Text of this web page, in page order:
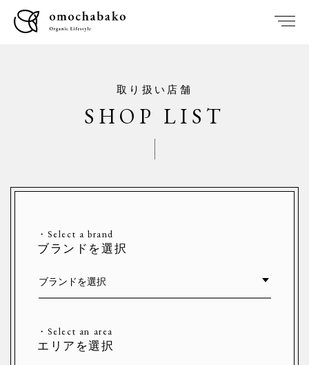
取り扱い店舗
SHOP LIST
・Select a brand
ブランドを選択
・Select an area
エリアを選択